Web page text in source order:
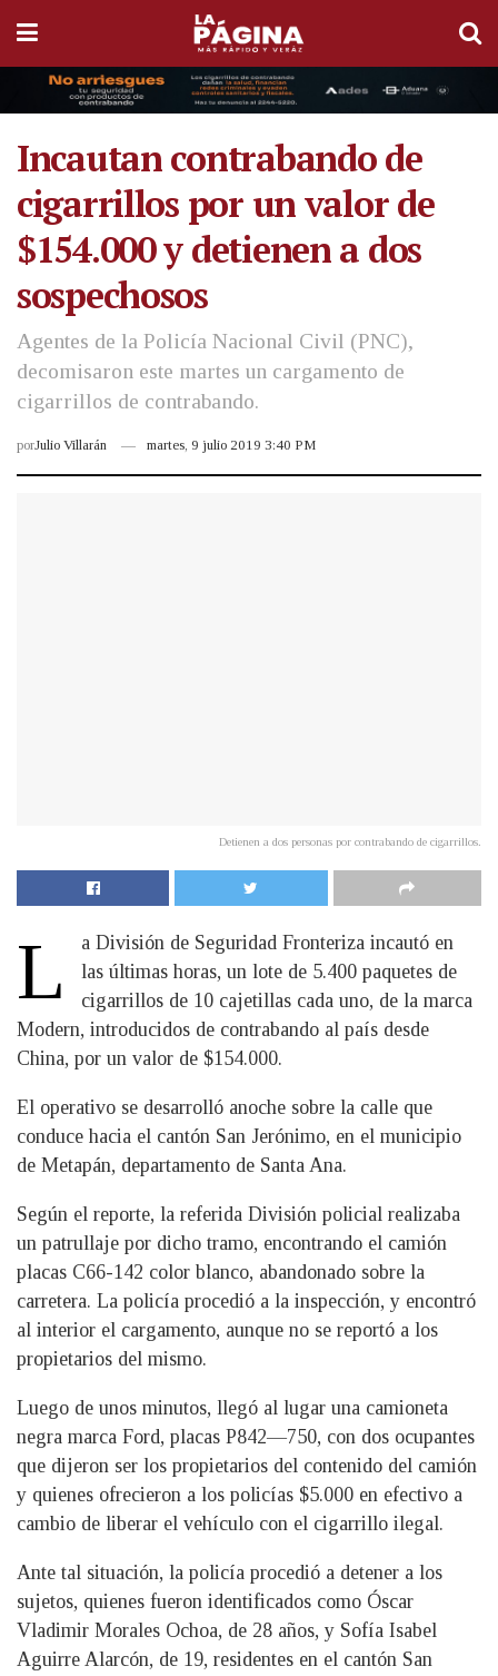
Incautan contrabando de
cigarrillos por un valor de
$154.000 y detienen a dos
sospechosos
Agentes de la Policía Nacional Civil (PNC),
decomisaron este martes un cargamento de
cigarrillos de contrabando.
porJulio Villarán martes, 9 julio 2019 3:40 PM
Detienen a dos personas por contrabando de cigarrillos.
L
a División de Seguridad Fronteriza incautó en
las últimas horas, un lote de 5.400 paquetes de
cigarrillos de 10 cajetillas cada uno, de la marca
Modern, introducidos de contrabando al país desde
China, por un valor de $154.000.
El operativo se desarrolló anoche sobre la calle que
conduce hacia el cantón San Jerónimo, en el municipio
de Metapán, departamento de Santa Ana.
Según el reporte, la referida División policial realizaba
un patrullaje por dicho tramo, encontrando el camión
placas C66-142 color blanco, abandonado sobre la
carretera. La policía procedió a la inspección, y encontró
al interior el cargamento, aunque no se reportó a los
propietarios del mismo.
Luego de unos minutos, llegó al lugar una camioneta
negra marca Ford, placas P842—750, con dos ocupantes
que dijeron ser los propietarios del contenido del camión
y quienes ofrecieron a los policías $5.000 en efectivo a
cambio de liberar el vehículo con el cigarrillo ilegal.
Ante tal situación, la policía procedió a detener a los
sujetos, quienes fueron identificados como Óscar
Vladimir Morales Ochoa, de 28 años, y Sofía Isabel
Aguirre Alarcón, de 19, residentes en el cantón San